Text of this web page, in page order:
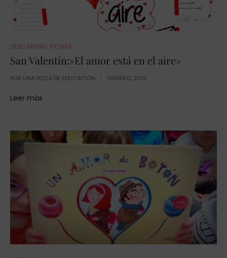
DESCARGAS, FICHAS
San Valentín:»El amor está en el aire»
POR UNA PIZCA DE EDUCACIÓN 31ENERO, 2019
Leer más